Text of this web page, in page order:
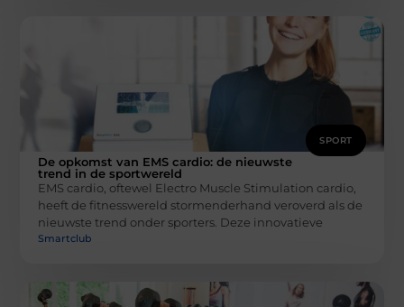
SPORT
De opkomst van EMS cardio: de nieuwste
trend in de sportwereld
EMS cardio, oftewel Electro Muscle Stimulation cardio,
heeft de fitnesswereld stormenderhand veroverd als de
nieuwste trend onder sporters. Deze innovatieve
Smartclub